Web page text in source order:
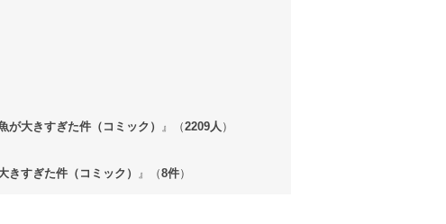
大きすぎた件（コミック） 』（2209人 ）
すぎた件（コミック） 』（8件）